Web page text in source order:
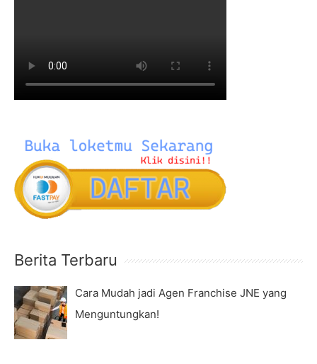
Berita Terbaru
Cara Mudah jadi Agen Franchise JNE yang
Menguntungkan!